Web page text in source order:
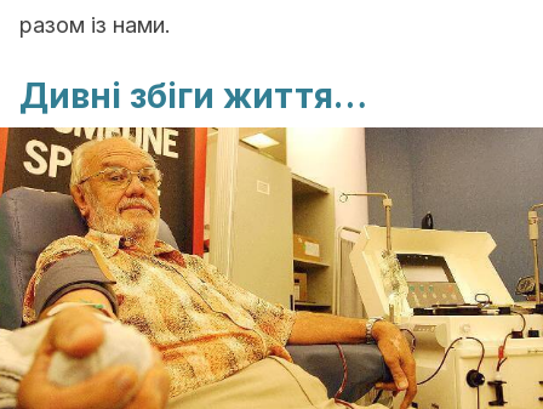
разом із нами.
Дивні збіги життя…